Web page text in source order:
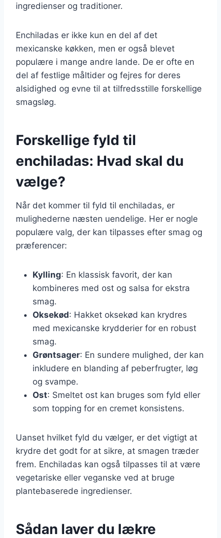
ingredienser og traditioner.
Enchiladas er ikke kun en del af det
mexicanske køkken, men er også blevet
populære i mange andre lande. De er ofte en
del af festlige måltider og fejres for deres
alsidighed og evne til at tilfredsstille forskellige
smagsløg.
Forskellige fyld til
enchiladas: Hvad skal du
vælge?
Når det kommer til fyld til enchiladas, er
mulighederne næsten uendelige. Her er nogle
populære valg, der kan tilpasses efter smag og
præferencer:
Kylling: En klassisk favorit, der kan
kombineres med ost og salsa for ekstra
smag.
Oksekød: Hakket oksekød kan krydres
med mexicanske krydderier for en robust
smag.
Grøntsager: En sundere mulighed, der kan
inkludere en blanding af peberfrugter, løg
og svampe.
Ost: Smeltet ost kan bruges som fyld eller
som topping for en cremet konsistens.
Uanset hvilket fyld du vælger, er det vigtigt at
krydre det godt for at sikre, at smagen træder
frem. Enchiladas kan også tilpasses til at være
vegetariske eller veganske ved at bruge
plantebaserede ingredienser.
Sådan laver du lækre